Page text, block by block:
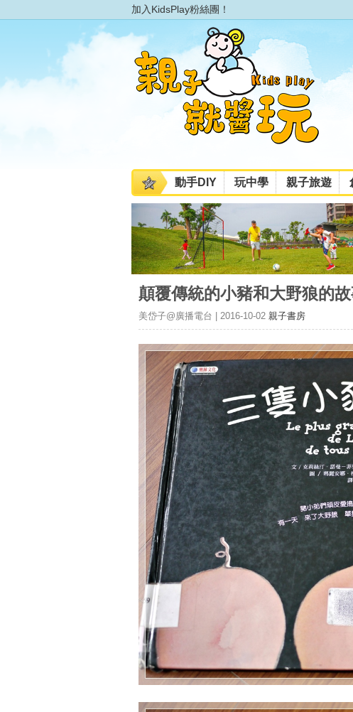
加入KidsPlay粉絲團！
動手DIY 玩中學 親子旅遊
顛覆傳統的小豬和大野狼的
美岱子@廣播電台 | 2016-10-02 親子書房